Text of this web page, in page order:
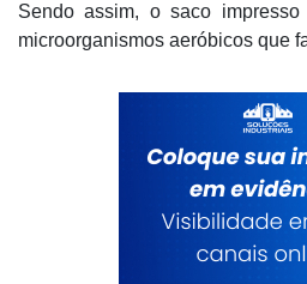
Sendo assim, o saco
microorganismos aeróbicos que